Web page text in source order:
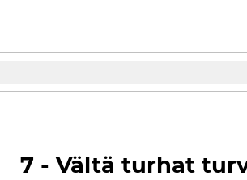
7 - Vältä turhat